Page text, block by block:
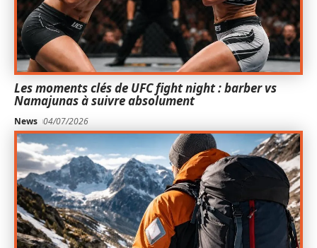
Les moments clés de UFC fight night : barber vs
Namajunas à suivre absolument
News 04/07/2026